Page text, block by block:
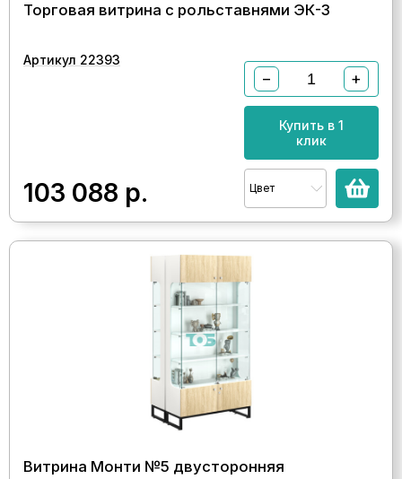
Торговая витрина с рольставнями ЭК-3
Артикул 22393
103 088 р.
− +
Купить в 1
клик
Цвет
Витрина Монти №5 двусторонняя